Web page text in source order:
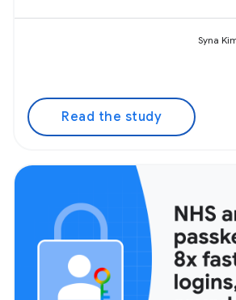
Syna
Read the study